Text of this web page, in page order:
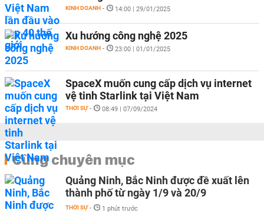
KINH DOANH - 14:00 | 29/01/2025
Xu hướng công nghệ 2025
KINH DOANH - 23:00 | 01/01/2025
SpaceX muốn cung cấp dịch vụ internet
vệ tinh Starlink tại Việt Nam
THỜI SỰ - 08:49 | 07/09/2024
Cùng chuyên mục
Quảng Ninh, Bắc Ninh được đề xuất lên
thành phố từ ngày 1/9 và 20/9
THỜI SỰ - 1 phút trước